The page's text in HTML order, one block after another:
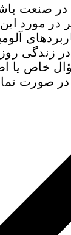
صنعت
در مورد
زندگی
خاص یا
در صورت